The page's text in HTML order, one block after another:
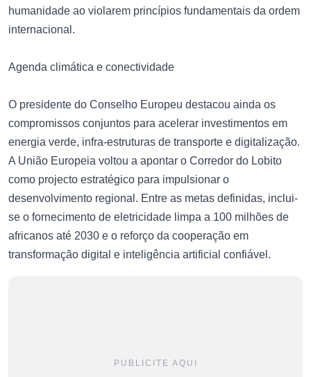
humanidade ao violarem princípios fundamentais da ordem
internacional.
Agenda climática e conectividade
O presidente do Conselho Europeu destacou ainda os
compromissos conjuntos para acelerar investimentos em
energia verde, infra-estruturas de transporte e digitalização.
A União Europeia voltou a apontar o Corredor do Lobito
como projecto estratégico para impulsionar o
desenvolvimento regional. Entre as metas definidas, inclui-
se o fornecimento de eletricidade limpa a 100 milhões de
africanos até 2030 e o reforço da cooperação em
transformação digital e inteligência artificial confiável.
PUBLICITE AQUI